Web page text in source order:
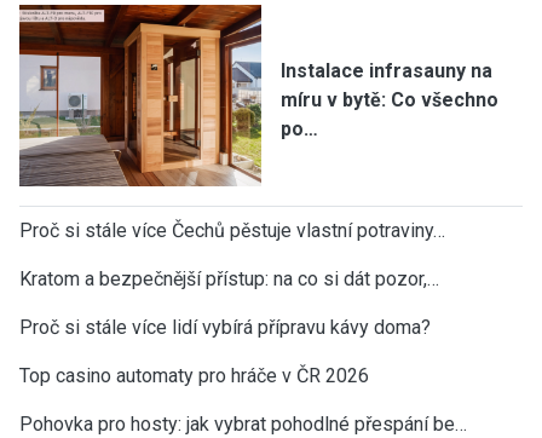
Instalace infrasauny na
míru v bytě: Co všechno
po…
Proč si stále více Čechů pěstuje vlastní potraviny…
Kratom a bezpečnější přístup: na co si dát pozor,…
Proč si stále více lidí vybírá přípravu kávy doma?
Top casino automaty pro hráče v ČR 2026
Pohovka pro hosty: jak vybrat pohodlné přespání be…